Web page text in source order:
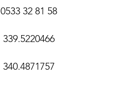
0533 32 81 58
339.5220466
340.4871757